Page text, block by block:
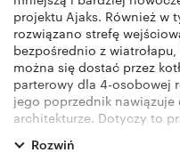
projektu Ajaks. Również w
rozwiązano strefę
bezpośrednio z
można się dostać przez
parterowy dla 4-osobowej
jego poprzednik
architekturze. Dotyczy to
kontrastowe elementy na
Rozwiń